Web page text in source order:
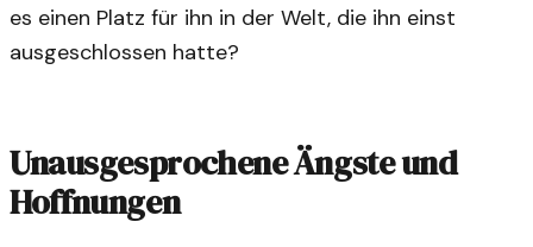
es einen Platz für ihn in der Welt, die ihn einst
ausgeschlossen hatte?
Unausgesprochene Ängste und
Hoffnungen